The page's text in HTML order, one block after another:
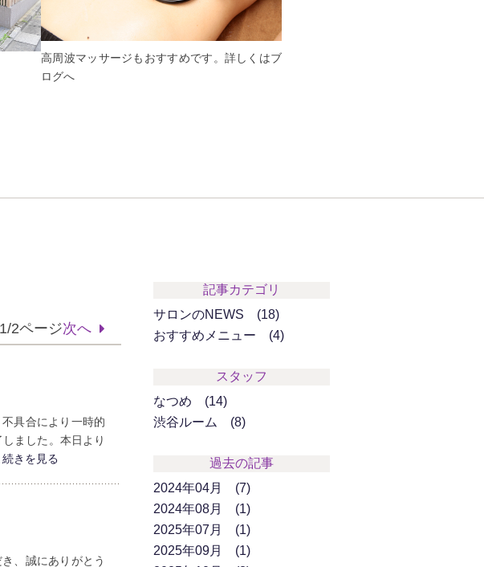
高周波マッサージもおすすめです。詳しくはブ
ログへ
1/2ページ次へ
具合により一時的
ました。本日より
続きを見る
、誠にありがとう
記事カテゴリ
サロンのNEWS
18
おすすめメニュー
4
スタッフ
なつめ
14
渋谷ルーム
8
過去の記事
2024年04月
7
2024年08月
1
2025年07月
1
2025年09月
1